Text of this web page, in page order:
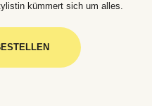
kümmert sich um alles.